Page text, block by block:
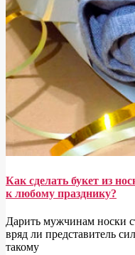
Как сделать букет из
к любому празднику?
Дарить мужчинам носки
вряд ли представитель
такому